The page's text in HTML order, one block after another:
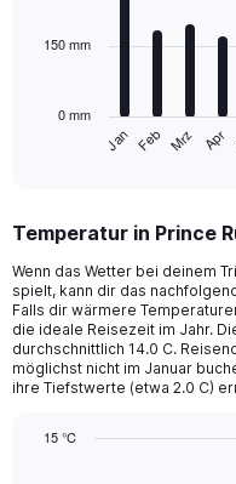
toThe
Range:
categories.
The
chart
has
1
Y
displaying
Jan Feb Mrz Apr
0 mm
150 mm
Temperatur in Prince
Wenn das Wetter bei deinem
spielt, kann dir das
Falls dir wärmere
die ideale Reisezeit im Jahr.
durchschnittlich 14.0 C.
möglichst nicht im Januar
ihre Tiefstwerte (etwa 2.0 C)
15 °C